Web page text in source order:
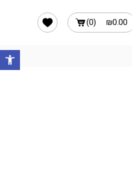
₪0.00
(
0
)